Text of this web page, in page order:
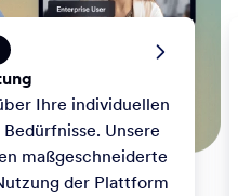
Ihre individuellen
Unsere
maßgeschneiderte
der Plattform